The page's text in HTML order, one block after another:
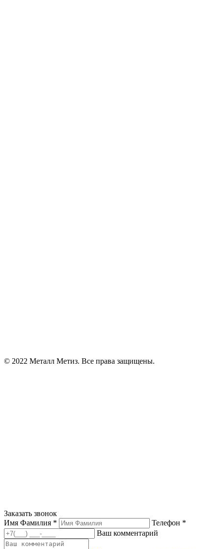
© 2022 Металл Метиз. Все права защищены.
Заказать звонок
Имя Фамилия *
Телефон *
Ваш комментарий